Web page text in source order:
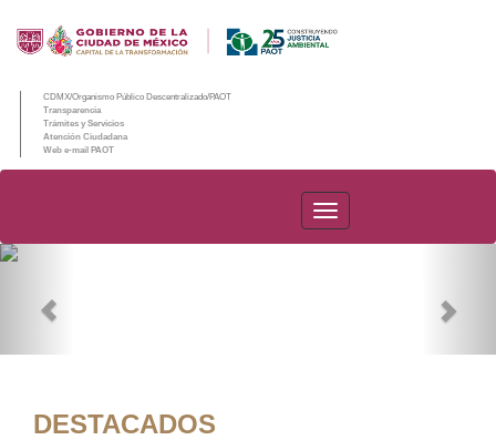
CDMX/Organismo Público Descentralizado/PAOT
Transparencia
Trámites y Servicios
Atención Ciudadana
Web e-mail PAOT
PAOT
DESTACADOS